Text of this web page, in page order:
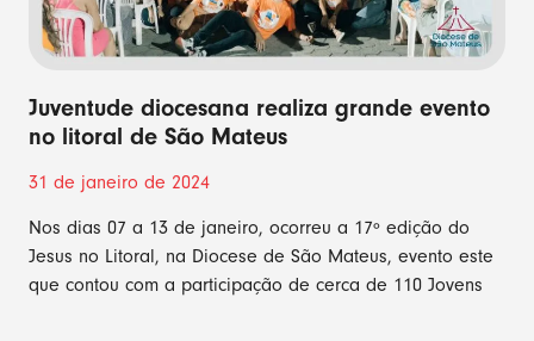
Juventude diocesana realiza grande evento
no litoral de São Mateus
31 de janeiro de 2024
Nos dias 07 a 13 de janeiro, ocorreu a 17º edição do
Jesus no Litoral, na Diocese de São Mateus, evento este
que contou com a participação de cerca de 110 Jovens